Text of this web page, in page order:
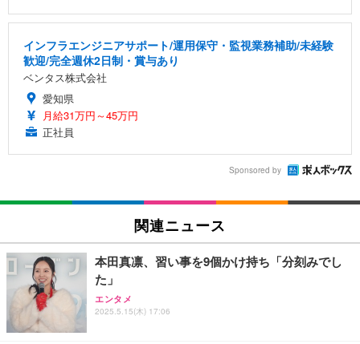
インフラエンジニアサポート/運用保守・監視業務補助/未経験
歓迎/完全週休2日制・賞与あり
ベンタス株式会社
愛知県
月給31万円～45万円
正社員
Sponsored by
関連ニュース
本田真凛、習い事を9個かけ持ち「分刻みでし
た」
エンタメ
2025.5.15(木) 17:06